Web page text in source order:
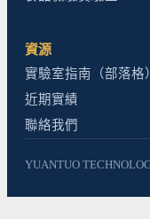
資源
實驗室指南（部落格）
近期實績
聯絡我們
YUANTUO